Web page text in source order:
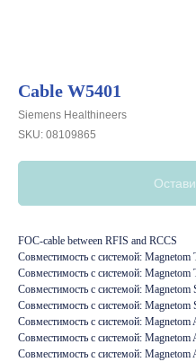
Cable W5401
Siemens Healthineers
SKU: 08109865
FOC-cable between RFIS and RCCS
Совместимость с системой:
Совместимость с системой:
Совместимость с системой:
Совместимость с системой:
Совместимость с системой: Magnetom
Совместимость с системой: Magnetom
Совместимость с системой: Magnetom